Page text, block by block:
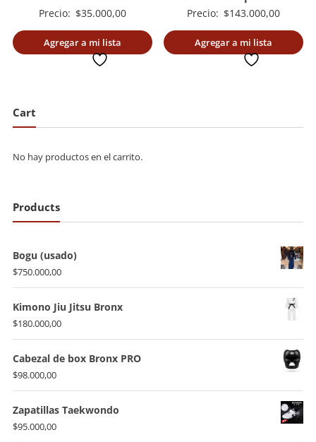
Precio: $35.000,00
Agregar a mi lista
Precio: $143.000,00
Agregar a mi lista
Cart
No hay productos en el carrito.
Products
Bogu (usado)
$750.000,00
Kimono Jiu Jitsu Bronx
$180.000,00
Cabezal de box Bronx PRO
$98.000,00
Zapatillas Taekwondo
$95.000,00